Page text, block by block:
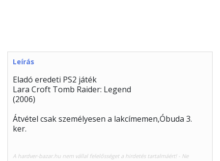
Leírás
Eladó eredeti PS2 játék
Lara Croft Tomb Raider: Legend
(2006)
Átvétel csak személyesen a lakcímemen,Óbuda 3.
ker.
A hardver-bazar.hu nem vállal felelősséget a hirdetés tartalmáért! - Ne